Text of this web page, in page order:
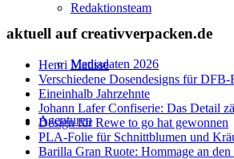
Redaktionsteam
Mediadaten 2026
Agenturen
aktuell auf creativverpacken.de
Henri Matisse
Verschiedene Dosendesigns für DFB-
Eineinhalb Jahrzehnte
Johann Lafer Confiserie: Das Detail
Design für Rewe to go hat gewonnen
PLA-Folie für Schnittblumen und
Barilla Gran Ruote: Hommage an